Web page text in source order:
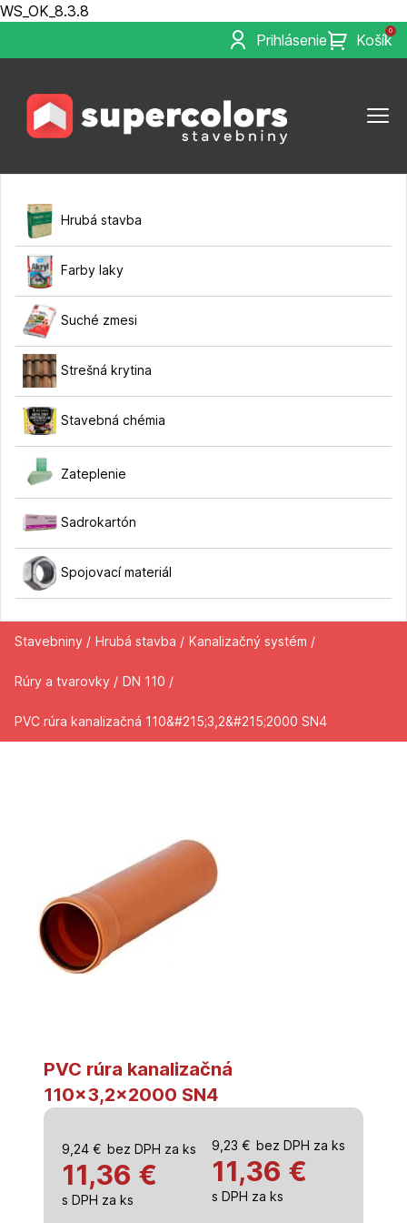
WS_OK_8.3.8
Prihlásenie
0
Košík
Hrubá stavba
Farby laky
Suché zmesi
Strešná krytina
Stavebná chémia
Zateplenie
Sadrokartón
Spojovací materiál
Stavebniny / Hrubá stavba / Kanalizačný systém /
Rúry a tvarovky / DN 110 /
PVC rúra kanalizačná 110&#215;3,2&#215;2000 SN4
PVC rúra kanalizačná
110×3,2×2000 SN4
9,24 € bez DPH za ks
11,36 €
s DPH za ks
9,23 € bez DPH za ks
11,36 €
s DPH za ks